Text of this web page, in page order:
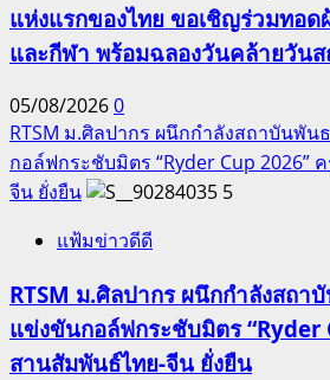
แห่งแรกของไทย ขอเชิญร่วมทอด
และกีฬา พร้อมฉลองวันคล้ายวัน
05/08/20260
RTSM ม.ศิลปากร ผนึกกำลังสถาบันพั
กอล์ฟกระชับมิตร “Ryder Cup 2026”
จีน ยั่งยืน
5
แฟ้มข่าวดีดี
RTSM ม.ศิลปากร ผนึกกำลังสถา
แข่งขันกอล์ฟกระชับมิตร “Ryder
สานสัมพันธ์ไทย-จีน ยั่งยืน